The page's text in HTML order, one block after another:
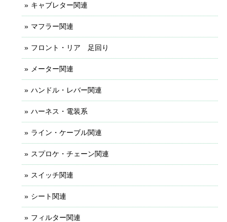
キャブレター関連
マフラー関連
フロント・リア 足回り
メーター関連
ハンドル・レバー関連
ハーネス・電装系
ライン・ケーブル関連
スプロケ・チェーン関連
スイッチ関連
シート関連
フィルター関連